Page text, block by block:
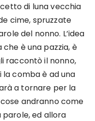
di luna vecchia
cime, spruzzate
del nonno. L’idea
è una pazzia, è
raccontò il nonno,
la comba è ad una
a tornare per la
andranno come
ed allora